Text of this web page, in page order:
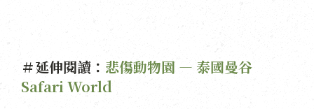
＃延伸閱讀： 悲傷動物園 — 泰國曼谷
Safari World